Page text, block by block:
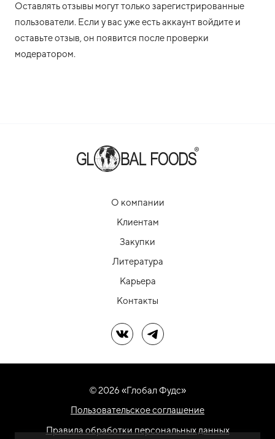
Оставлять отзывы могут только зарегистрированные
пользователи. Если у вас уже есть аккаунт войдите и
оставьте отзыв, он появится после проверки
модератором.
О компании
Клиентам
Закупки
Литература
Карьера
Контакты
Мы в ВКМы в Telegram
© 2026 «Глобал Фудс»
Пользовательское соглашение
Правила обработки персональных данных